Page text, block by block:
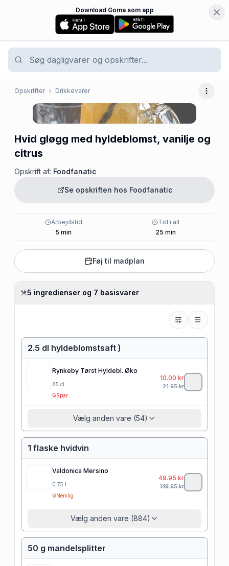
Download Goma som app
Opskrifter Drikkevarer Flere
Hvid gløgg med hyldeblomst, vanilje og
citrus
Opskrift af: Foodfanatic
Se opskriften hos Foodfanatic
Arbejdstid
5 min
Tid i alt
25 min
Føj til madplan
5 ingredienser og 7 basisvarer
2.5 dl hyldeblomstsaft )
Rynkeby Tørst Hyldebl. Øko
85 cl
Spar
10.00 kr
21.95kr
Vælg anden vare (54)
1 flaske hvidvin
Valdonica Mersino
0.75 l
Nemlig
49.95 kr
149.95kr
Vælg anden vare (884)
50 g mandelsplitter